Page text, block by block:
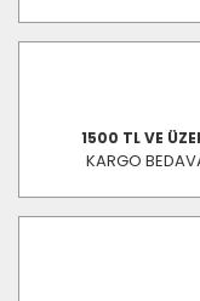
1500 TL VE
KARGO